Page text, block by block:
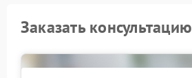
Заказать консультацию